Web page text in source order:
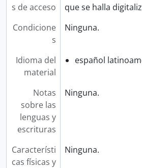
s de acceso
que se halla
Condicione
s
Ninguna.
Idioma del
material
español
Notas
sobre las
lenguas y
escrituras
Ninguna.
Característi
cas físicas y
Ninguna.